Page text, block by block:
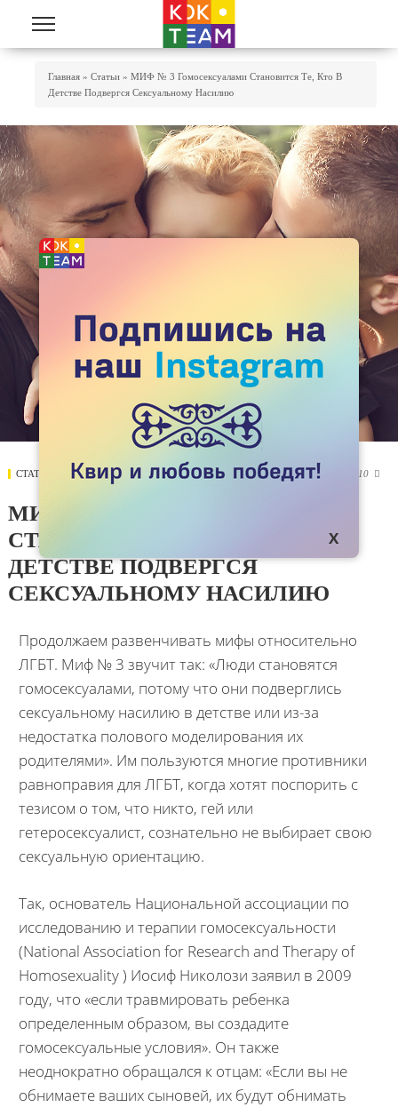
Перейти к основному содержанию
Главная » Статьи » МИФ № 3 Гомосексуалами Становится Те, Кто В
Детстве Подвергся Сексуальному Насилию
СТАТЬИ 05 ФЕВРАЛЯ 2018 7410 
МИФ № 3 ГОМОСЕКСУАЛАМИ
СТАНОВИТСЯ ТЕ, КТО В
ДЕТСТВЕ ПОДВЕРГСЯ
СЕКСУАЛЬНОМУ НАСИЛИЮ
Продолжаем развенчивать мифы относительно
ЛГБТ. Миф № 3 звучит так: «Люди становятся
гомосексуалами, потому что они подверглись
сексуальному насилию в детстве или из-за
недостатка полового моделирования их
родителями». Им пользуются многие противники
равноправия для ЛГБТ, когда хотят поспорить с
тезисом о том, что никто, гей или
гетеросексуалист, сознательно не выбирает свою
сексуальную ориентацию.
Так, основатель Национальной ассоциации по
исследованию и терапии гомосексуальности
(National Association for Research and Therapy of
Homosexuality ) Иосиф Николози заявил в 2009
году, что «если травмировать ребенка
определенным образом, вы создадите
гомосексуальные условия». Он также
неоднократно обращался к отцам: «Если вы не
обнимаете ваших сыновей, их будут обнимать